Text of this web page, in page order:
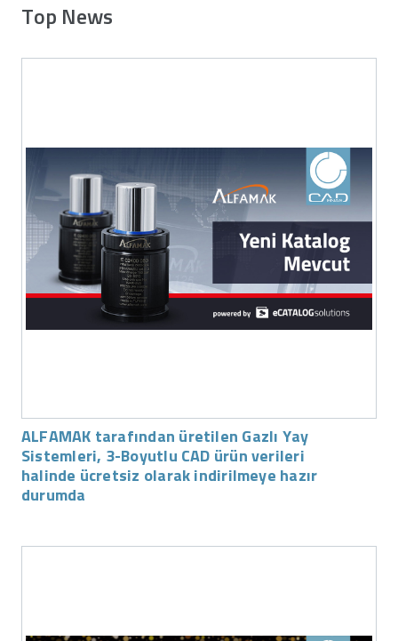
Top News
ALFAMAK tarafından üretilen Gazlı Yay
Sistemleri, 3-Boyutlu CAD ürün verileri
halinde ücretsiz olarak indirilmeye hazır
durumda